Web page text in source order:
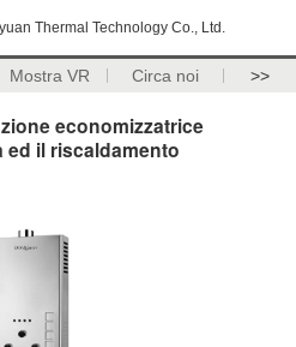
Thermal Technology Co., Ltd.
Mostra VR Circa noi >>
economizzatrice
il riscaldamento